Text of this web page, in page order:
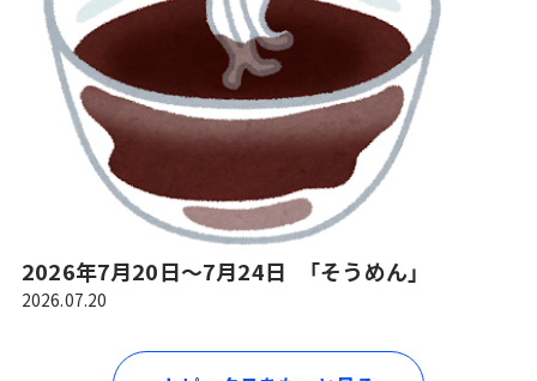
2026年7月20日～7月24日 「そうめん」
2026.07.20